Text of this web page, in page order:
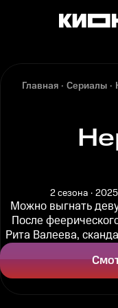
Главная Сериалы
2 сезона 2025
Можно выгнать
После
Рита Валеева,